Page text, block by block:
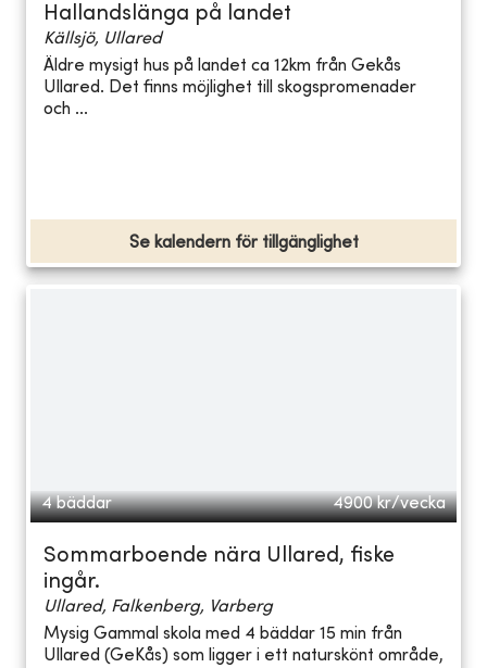
Hallandslänga på landet
Källsjö, Ullared
Äldre mysigt hus på landet ca 12km från Gekås
Ullared. Det finns möjlighet till skogspromenader
och ...
Se kalendern för tillgänglighet
4 bäddar 4900 kr/vecka
Sommarboende nära Ullared, fiske
ingår.
Ullared, Falkenberg, Varberg
Mysig Gammal skola med 4 bäddar 15 min från
Ullared (GeKås) som ligger i ett naturskönt område,